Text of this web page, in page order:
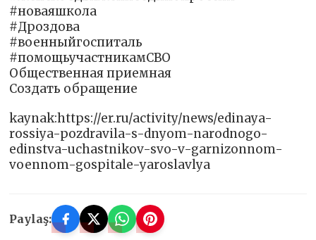
#новаяшкола
#Дроздова
#военныйгоспиталь
#помощьучастникамСВО
Общественная приемная
Создать обращение
kaynak:https://er.ru/activity/news/edinaya-
rossiya-pozdravila-s-dnyom-narodnogo-
edinstva-uchastnikov-svo-v-garnizonnom-
voennom-gospitale-yaroslavlya
Paylaş: